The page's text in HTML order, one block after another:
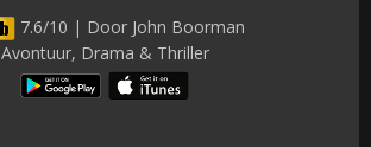
7.6/10 | Door John Boorman
Avontuur, Drama & Thriller